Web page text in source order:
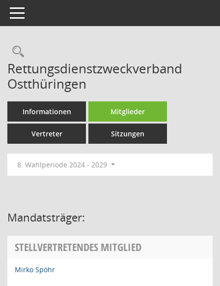
Toggle navigation
Rechercheauswahl
Rettungsdienstzweckverband
Ostthüringen
Informationen Mitglieder
Vertreter Sitzungen
8. Wahlperiode 2024 - 2029
Mandatsträger:
STELLVERTRETENDES MITGLIED
Mirko Spöhr